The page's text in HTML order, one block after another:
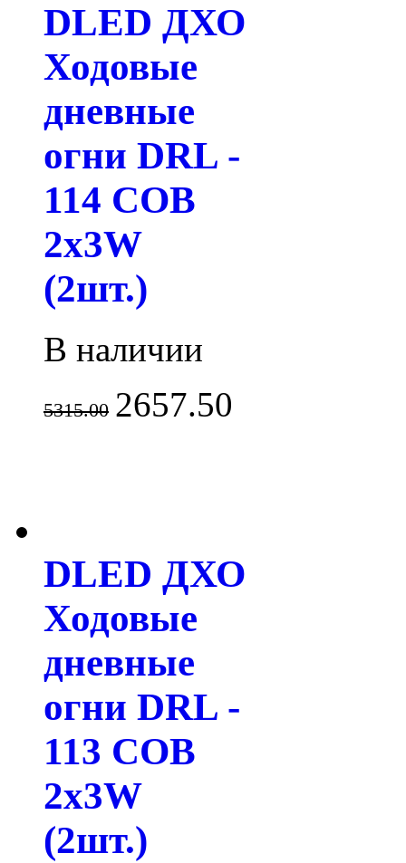
DLED ДХО
Ходовые
дневные
огни DRL -
114 COB
2x3W
(2шт.)
В наличии
5315.00 2657.50
DLED ДХО
Ходовые
дневные
огни DRL -
113 COB
2x3W
(2шт.)